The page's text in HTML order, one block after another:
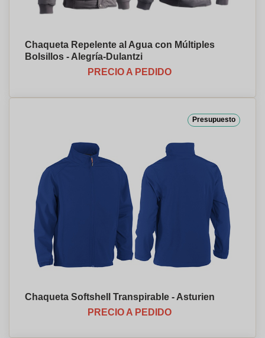
Chaqueta Repelente al Agua con Múltiples
Bolsillos - Alegría-Dulantzi
PRECIO A PEDIDO
Presupuesto
Chaqueta Softshell Transpirable - Asturien
PRECIO A PEDIDO